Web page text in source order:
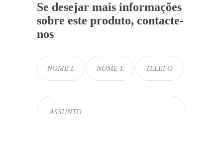
Se desejar mais informações
sobre este produto, contacte-
nos